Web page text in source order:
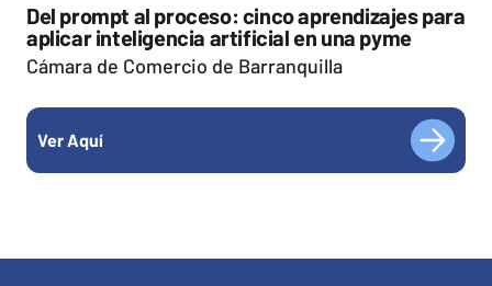
Del prompt al proceso: cinco aprendizajes para
aplicar inteligencia artificial en una pyme
Cámara de Comercio de Barranquilla
Ver Aquí